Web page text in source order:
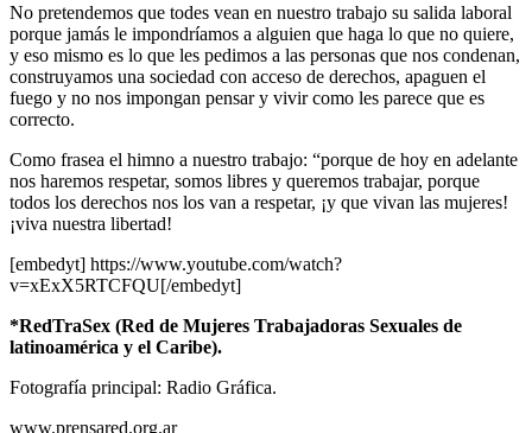
No pretendemos que todes vean en nuestro trabajo su salida laboral
porque jamás le impondríamos a alguien que haga lo que no quiere,
y eso mismo es lo que les pedimos a las personas que nos condenan,
construyamos una sociedad con acceso de derechos, apaguen el
fuego y no nos impongan pensar y vivir como les parece que es
correcto.
Como frasea el himno a nuestro trabajo: “porque de hoy en adelante
nos haremos respetar, somos libres y queremos trabajar, porque
todos los derechos nos los van a respetar, ¡y que vivan las mujeres!
¡viva nuestra libertad!
[embedyt] https://www.youtube.com/watch?
v=xExX5RTCFQU[/embedyt]
*RedTraSex (Red de Mujeres Trabajadoras Sexuales de
latinoamérica y el Caribe).
Fotografía principal: Radio Gráfica.
www.prensared.org.ar